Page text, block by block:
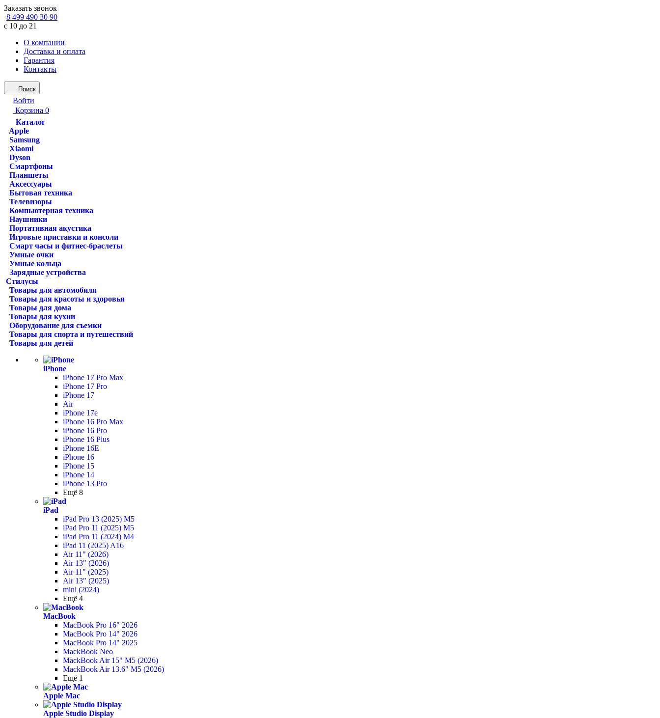
Заказать звонок
8 499 490 30 90
с 10 до 21
О компании
Доставка и оплата
Гарантия
Контакты
Поиск
Войти
Корзина 0
Каталог
Apple
Samsung
Xiaomi
Dyson
Смартфоны
Планшеты
Аксессуары
Бытовая техника
Телевизоры
Компьютерная техника
Наушники
Портативная акустика
Игровые приставки и консоли
Смарт часы и фитнес-браслеты
Умные очки
Умные кольца
Зарядные устройства
Стилусы
Товары для автомобиля
Товары для красоты и здоровья
Товары для дома
Товары для кухни
Оборудование для съемки
Товары для спорта и путешествий
Товары для детей
iPhone
iPhone 17 Pro Max
iPhone 17 Pro
iPhone 17
Air
iPhone 17e
iPhone 16 Pro Max
iPhone 16 Pro
iPhone 16 Plus
iPhone 16E
iPhone 16
iPhone 15
iPhone 14
iPhone 13 Pro
Ещё 8
iPad
iPad Pro 13 (2025) M5
iPad Pro 11 (2025) M5
iPad Pro 11 (2024) M4
iPad 11 (2025) A16
Air 11" (2026)
Air 13" (2026)
Air 11" (2025)
Air 13" (2025)
mini (2024)
Ещё 4
MacBook
MacBook Pro 16" 2026
MacBook Pro 14" 2026
MacBook Pro 14" 2025
MackBook Neo
MackBook Air 15" M5 (2026)
MackBook Air 13.6" M5 (2026)
Ещё 1
Apple Mac
Apple Studio Display